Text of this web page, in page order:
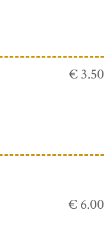
€ 3.50
€ 6.00